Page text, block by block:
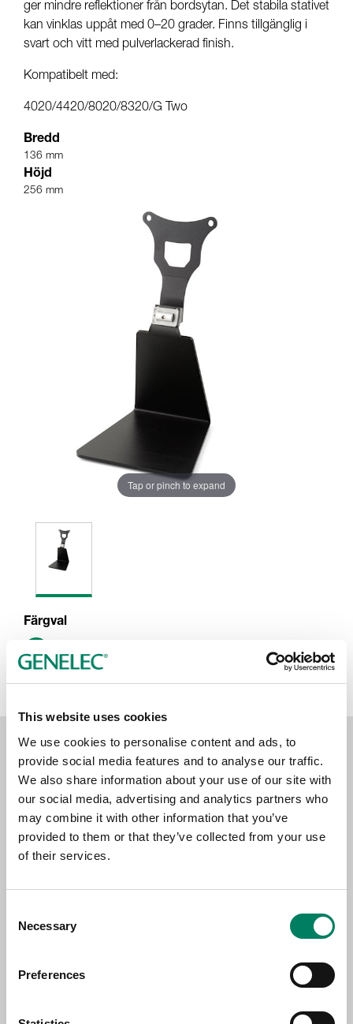
This website uses cookies
We use cookies to personalise content and ads, to
provide social media features and to analyse our traffic.
We also share information about your use of our site with
our social media, advertising and analytics partners who
may combine it with other information that you’ve
provided to them or that they’ve collected from your use
of their services.
Selection
Necessary
Preferences
ger mindre reflektioner från bordsytan. Det stabila stativet
kan vinklas uppåt med 0–20 grader. Finns tillgänglig i
svart och vitt med pulverlackerad finish.
Kompatibelt med:
4020/4420/8020/8320/G Two
Bredd
136 mm
Höjd
256 mm
Tap or pinch to expand
Färgval
Reduce Desktop Reflections from your